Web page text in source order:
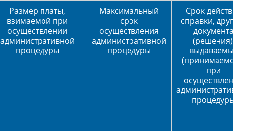
Размер платы,
взимаемой при
осуществлении
административной
процедуры
Максимальный
срок
осуществления
административной
процедуры
Срок действия
справки, другого
документа
(решения),
выдаваемых
(принимаемого)
при
осуществлении
административной
процедуры